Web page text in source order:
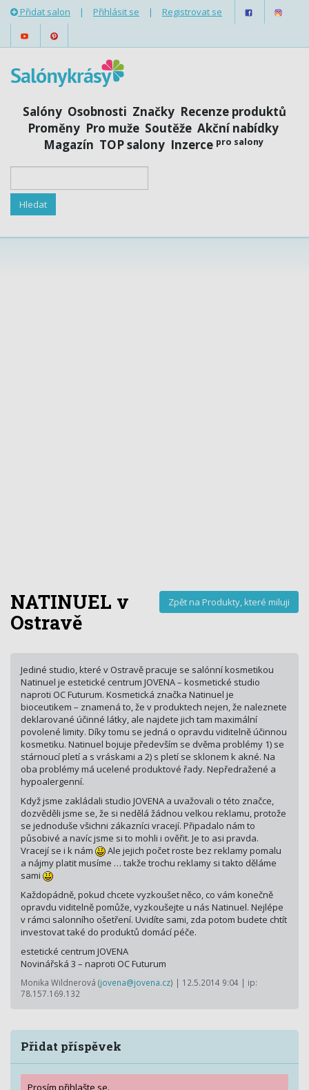
Přidat salon | Přihlásit se | Registrovat se
Salóny Osobnosti Značky Recenze produktů
Proměny Pro muže Soutěže Akční nabídky
Magazín TOP salony Inzerce pro salony
Zpět na Produkty, které miluji
NATINUEL v
Ostravě
Jediné studio, které v Ostravě pracuje se salónní kosmetikou
Natinuel je estetické centrum JOVENA – kosmetické studio
naproti OC Futurum. Kosmetická značka Natinuel je
bioceutikem – znamená to, že v produktech nejen, že naleznete
deklarované účinné látky, ale najdete jich tam maximální
povolené limity. Díky tomu se jedná o opravdu viditelně účinnou
kosmetiku. Natinuel bojuje především se dvěma problémy 1) se
stárnoucí pletí a s vráskami a 2) s pletí se sklonem k akné. Na
oba problémy má ucelené produktové řady. Nepředražené a
hypoalergenní.
Když jsme zakládali studio JOVENA a uvažovali o této značce,
dozvěděli jsme se, že si nedělá žádnou velkou reklamu, protože
se jednoduše všichni zákazníci vracejí. Připadalo nám to
působivé a navíc jsme si to mohli i ověřit. Je to asi pravda.
Vracejí se i k nám
Ale jejich počet roste bez reklamy pomalu
a nájmy platit musíme … takže trochu reklamy si takto děláme
sami
Každopádně, pokud chcete vyzkoušet něco, co vám konečně
opravdu viditelně pomůže, vyzkoušejte u nás Natinuel. Nejlépe
v rámci salonního ošetření. Uvidíte sami, zda potom budete chtít
investovat také do produktů domácí péče.
estetické centrum JOVENA
Novinářská 3 – naproti OC Futurum
Monika Wildnerová (jovena@jovena.cz) | 12.5.2014 9:04 | ip:
78.157.169.132
Přidat příspěvek
Prosím přihlašte se.